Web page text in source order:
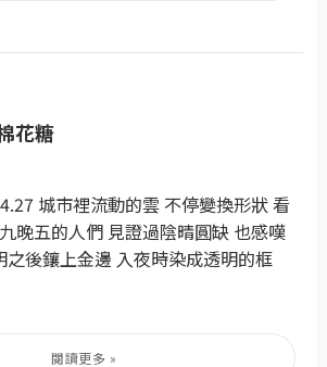
花糖
城市裡流動的雲 不停變換形狀 看
晚五的人們 見證過陰晴圓缺 也感嘆
後鑲上金邊 入夜時染成透明的框